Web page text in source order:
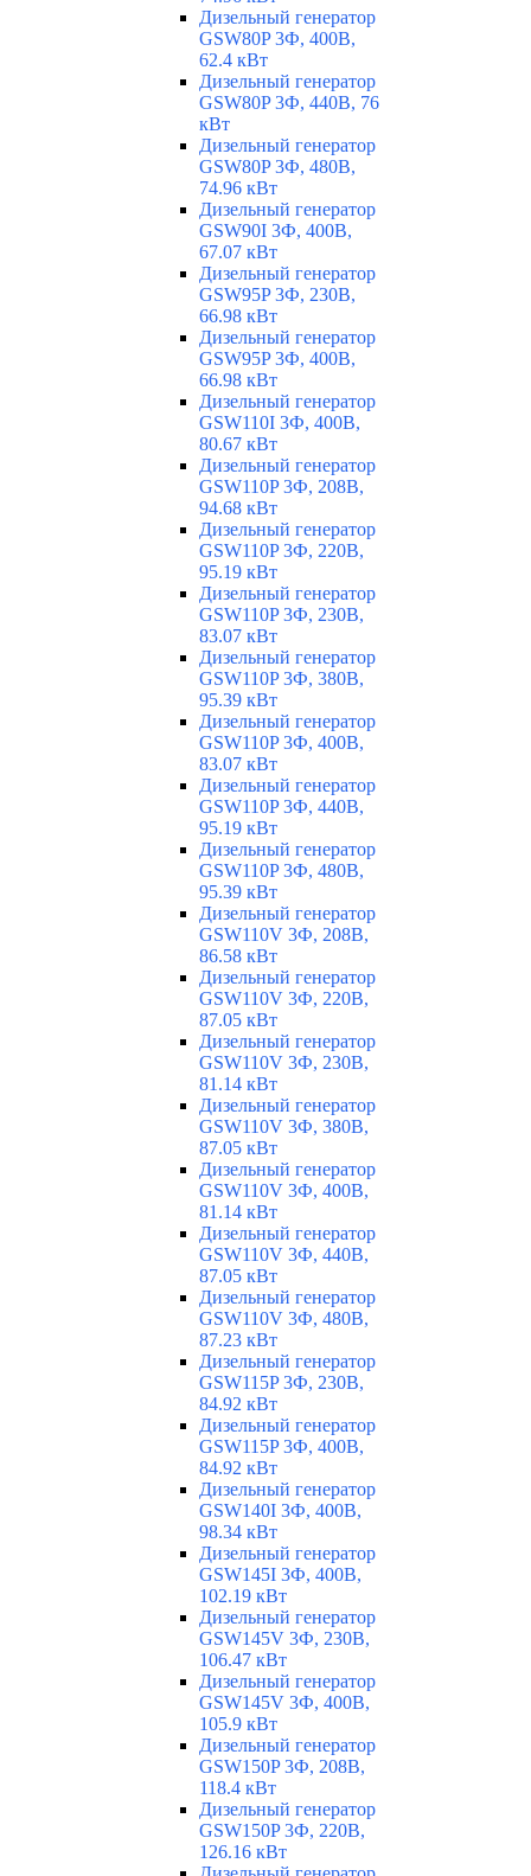
Дизельный генератор
GSW80P 3Ф, 400В,
62.4 кВт
Дизельный генератор
GSW80P 3Ф, 440В, 76
кВт
Дизельный генератор
GSW80P 3Ф, 480В,
74.96 кВт
Дизельный генератор
GSW90I 3Ф, 400В,
67.07 кВт
Дизельный генератор
GSW95P 3Ф, 230В,
66.98 кВт
Дизельный генератор
GSW95P 3Ф, 400В,
66.98 кВт
Дизельный генератор
GSW110I 3Ф, 400В,
80.67 кВт
Дизельный генератор
GSW110P 3Ф, 208В,
94.68 кВт
Дизельный генератор
GSW110P 3Ф, 220В,
95.19 кВт
Дизельный генератор
GSW110P 3Ф, 230В,
83.07 кВт
Дизельный генератор
GSW110P 3Ф, 380В,
95.39 кВт
Дизельный генератор
GSW110P 3Ф, 400В,
83.07 кВт
Дизельный генератор
GSW110P 3Ф, 440В,
95.19 кВт
Дизельный генератор
GSW110P 3Ф, 480В,
95.39 кВт
Дизельный генератор
GSW110V 3Ф, 208В,
86.58 кВт
Дизельный генератор
GSW110V 3Ф, 220В,
87.05 кВт
Дизельный генератор
GSW110V 3Ф, 230В,
81.14 кВт
Дизельный генератор
GSW110V 3Ф, 380В,
87.05 кВт
Дизельный генератор
GSW110V 3Ф, 400В,
81.14 кВт
Дизельный генератор
GSW110V 3Ф, 440В,
87.05 кВт
Дизельный генератор
GSW110V 3Ф, 480В,
87.23 кВт
Дизельный генератор
GSW115P 3Ф, 230В,
84.92 кВт
Дизельный генератор
GSW115P 3Ф, 400В,
84.92 кВт
Дизельный генератор
GSW140I 3Ф, 400В,
98.34 кВт
Дизельный генератор
GSW145I 3Ф, 400В,
102.19 кВт
Дизельный генератор
GSW145V 3Ф, 230В,
106.47 кВт
Дизельный генератор
GSW145V 3Ф, 400В,
105.9 кВт
Дизельный генератор
GSW150P 3Ф, 208В,
118.4 кВт
Дизельный генератор
GSW150P 3Ф, 220В,
126.16 кВт